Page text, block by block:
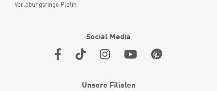
Verlobungsringe Platin
Social Media
Unsere Filialen